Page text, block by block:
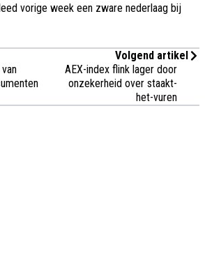
vorige week een zware nederlaag bij
Volgend artikel
AEX-index flink lager door
onzekerheid over staakt-
het-vuren